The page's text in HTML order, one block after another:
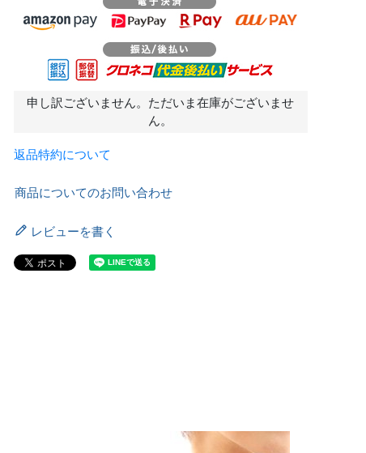
申し訳ございません。ただいま在庫がございませ
ん。
返品特約について
商品についてのお問い合わせ
レビューを書く